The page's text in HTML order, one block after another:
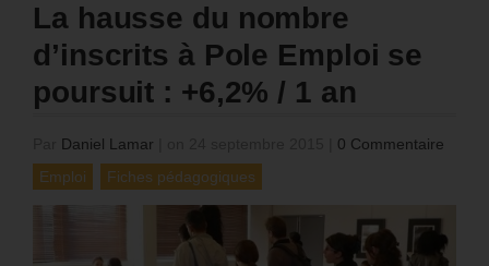
La hausse du nombre
d’inscrits à Pole Emploi se
poursuit : +6,2% / 1 an
Daniel Lamar
0 Commentaire
Emploi
Fiches pédagogiques